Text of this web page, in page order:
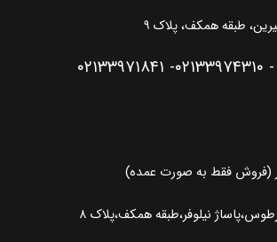
طبقه همکف، پلاک ۹
- ۰۲۱۳۳۹۷۴۳۱۰- ۰۲۱۳۳۹۷۱۸۴۱
(فروش فقط به صورت عمده)
نیلوفر،طبقه همکف،پلاک ۸